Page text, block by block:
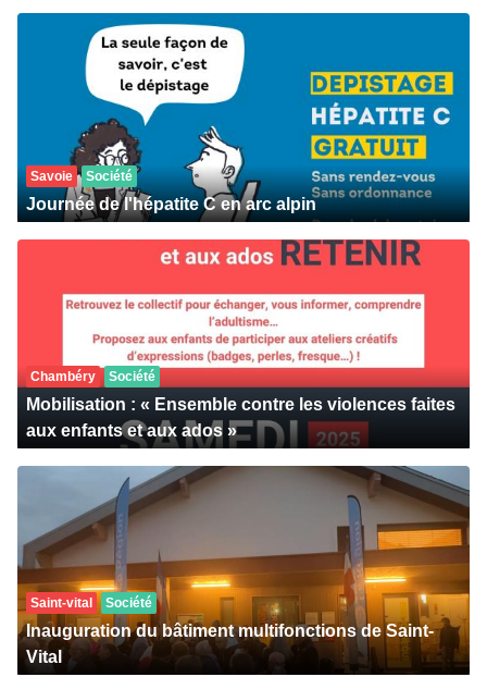
Savoie Société
Journée de l'hépatite C en arc alpin
Chambéry Société
Mobilisation : « Ensemble contre les violences faites
aux enfants et aux ados »
Saint-vital Société
Inauguration du bâtiment multifonctions de Saint-
Vital